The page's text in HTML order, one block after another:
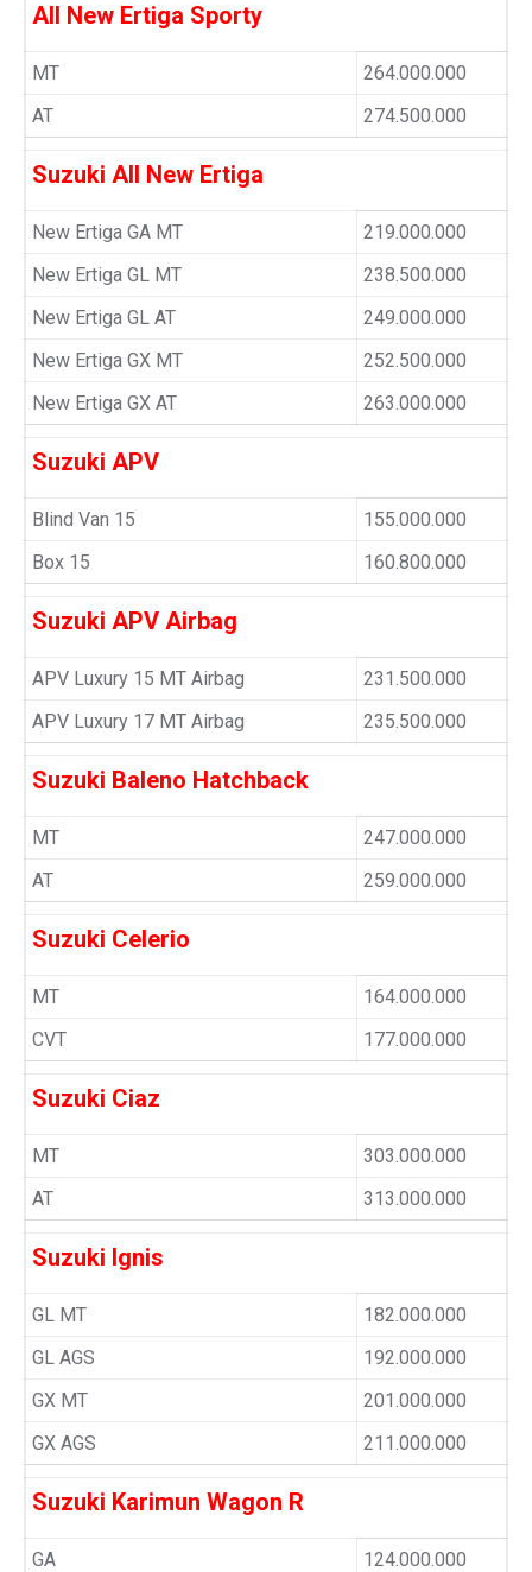
All New Ertiga Sporty
MT
264.000.000
AT
274.500.000
Suzuki All New Ertiga
New Ertiga GA MT
219.000.000
New Ertiga GL MT
238.500.000
New Ertiga GL AT
249.000.000
New Ertiga GX MT
252.500.000
New Ertiga GX AT
263.000.000
Suzuki APV
Blind Van 15
155.000.000
Box 15
160.800.000
Suzuki APV Airbag
APV Luxury 15 MT Airbag
231.500.000
APV Luxury 17 MT Airbag
235.500.000
Suzuki Baleno Hatchback
MT
247.000.000
AT
259.000.000
Suzuki Celerio
MT
164.000.000
CVT
177.000.000
Suzuki Ciaz
MT
303.000.000
AT
313.000.000
Suzuki Ignis
GL MT
182.000.000
GL AGS
192.000.000
GX MT
201.000.000
GX AGS
211.000.000
Suzuki Karimun Wagon R
GA 124.000.000